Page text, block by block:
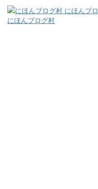
にほんブログ村